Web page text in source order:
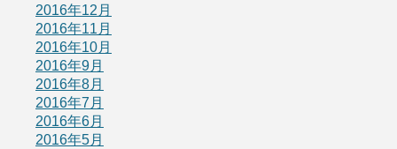
2016年12月
2016年11月
2016年10月
2016年9月
2016年8月
2016年7月
2016年6月
2016年5月